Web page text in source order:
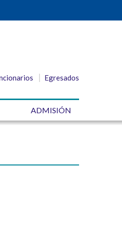
Egresados
ADMISIÓN